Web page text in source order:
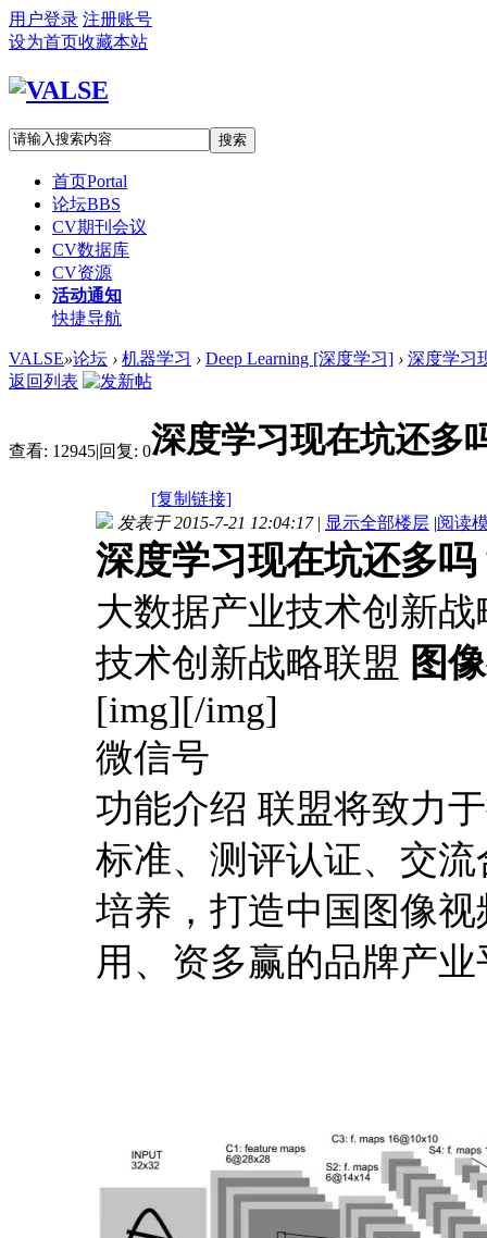
用户登录 注册账号
设为首页收藏本站
搜索
首页Portal
论坛BBS
CV期刊会议
CV数据库
CV资源
活动通知
快捷导航
VALSE»论坛 › 机器学习 › Deep Learning [深度学习] › 深度学习
返回列表
查看: 12945|回复: 0深度学习现在坑还多
[复制链接]
发表于 2015-7-21 12:04:17 | 显示全部楼层 |阅读
深度学习现在坑还多
大数据产业技术创新
技术创新战略联盟 图
[img][/img]
微信号
功能介绍 联盟将致力
标准、测评认证、交
培养，打造中国图像
用、资多赢的品牌产